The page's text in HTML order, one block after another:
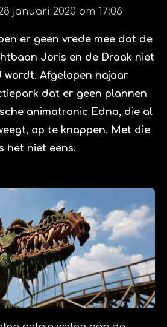
januari 2020 om 17:06
er geen vrede mee dat de
Joris en de Draak niet
wordt. Afgelopen najaar
dat er geen plannen
animatronic Edna, die al
op te knappen. Met die
het niet eens.